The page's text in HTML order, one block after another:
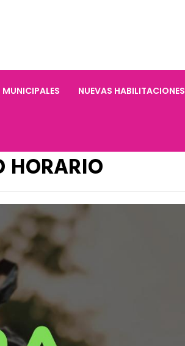
NUEVAS HABILITACIONES
HORARIO